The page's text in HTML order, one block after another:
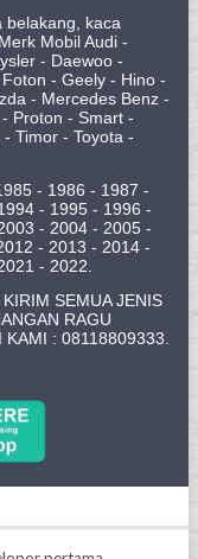
belakang, kaca
Mobil Audi -
- Daewoo -
- Geely - Hino -
- Mercedes Benz -
Proton - Smart -
Timor - Toyota -
- 1986 - 1987 -
- 1995 - 1996 -
- 2004 - 2005 -
- 2013 - 2014 -
- 2022.
SEMUA JENIS
RAGU
KAMI : 08118809333.